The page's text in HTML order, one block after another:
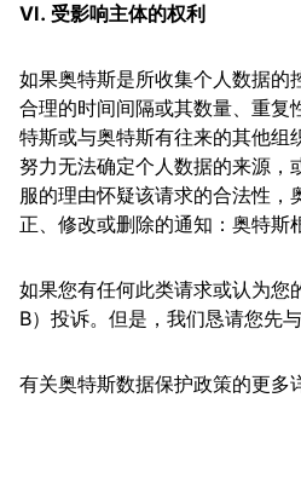
VI. 受影响主体的权利
如果奥特斯是所收集个人数据的
合理的时间间隔或其数量、重复
特斯或与奥特斯有往来的其他组
努力无法确定个人数据的来源，
服的理由怀疑该请求的合法性
正、修改或删除的通知：奥特斯
如果您有任何此类请求或认为您
B）投诉。但是，我们恳请您先
有关奥特斯数据保护政策的更多